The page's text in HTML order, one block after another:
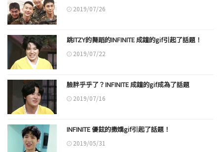
2019/07/26
跳ITZY的舞蹈的INFINITE 成鐘的gif引起了話題！
2019/07/22
臉胖乎乎了？INFINITE 成鐘的gif成為了話題
2019/07/16
INFINITE 優鉉的撒嬌gif引起了話題！
2019/05/31